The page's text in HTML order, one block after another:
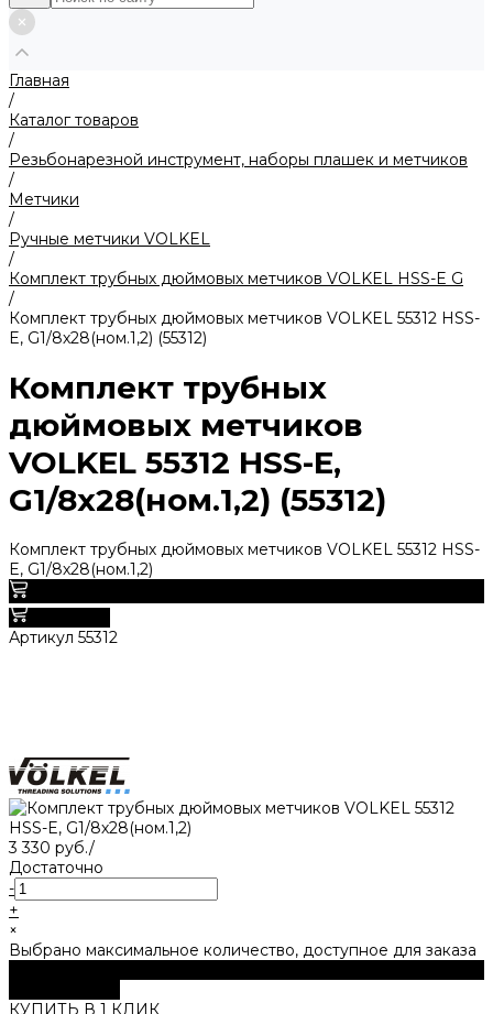
Главная
/
Каталог товаров
/
Резьбонарезной инструмент, наборы плашек и метчиков
/
Метчики
/
Ручные метчики VOLKEL
/
Комплект трубных дюймовых метчиков VOLKEL HSS-E G
/
Комплект трубных дюймовых метчиков VOLKEL 55312 HSS-
E, G1/8х28(ном.1,2) (55312)
Комплект трубных
дюймовых метчиков
VOLKEL 55312 HSS-E,
G1/8х28(ном.1,2) (55312)
Комплект трубных дюймовых метчиков VOLKEL 55312 HSS-
E, G1/8х28(ном.1,2)
Артикул 55312
3 330 руб./
Достаточно
-
+
×
Выбрано максимальное количество, доступное для заказа
КУПИТЬ В 1 КЛИК